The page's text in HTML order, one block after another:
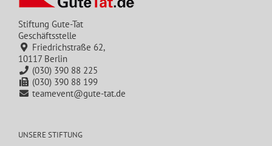
Stiftung Gute-Tat
Geschäftsstelle
Friedrichstraße 62,
10117 Berlin
(030) 390 88 225
(030) 390 88 199
teamevent@gute-tat.de
UNSERE STIFTUNG